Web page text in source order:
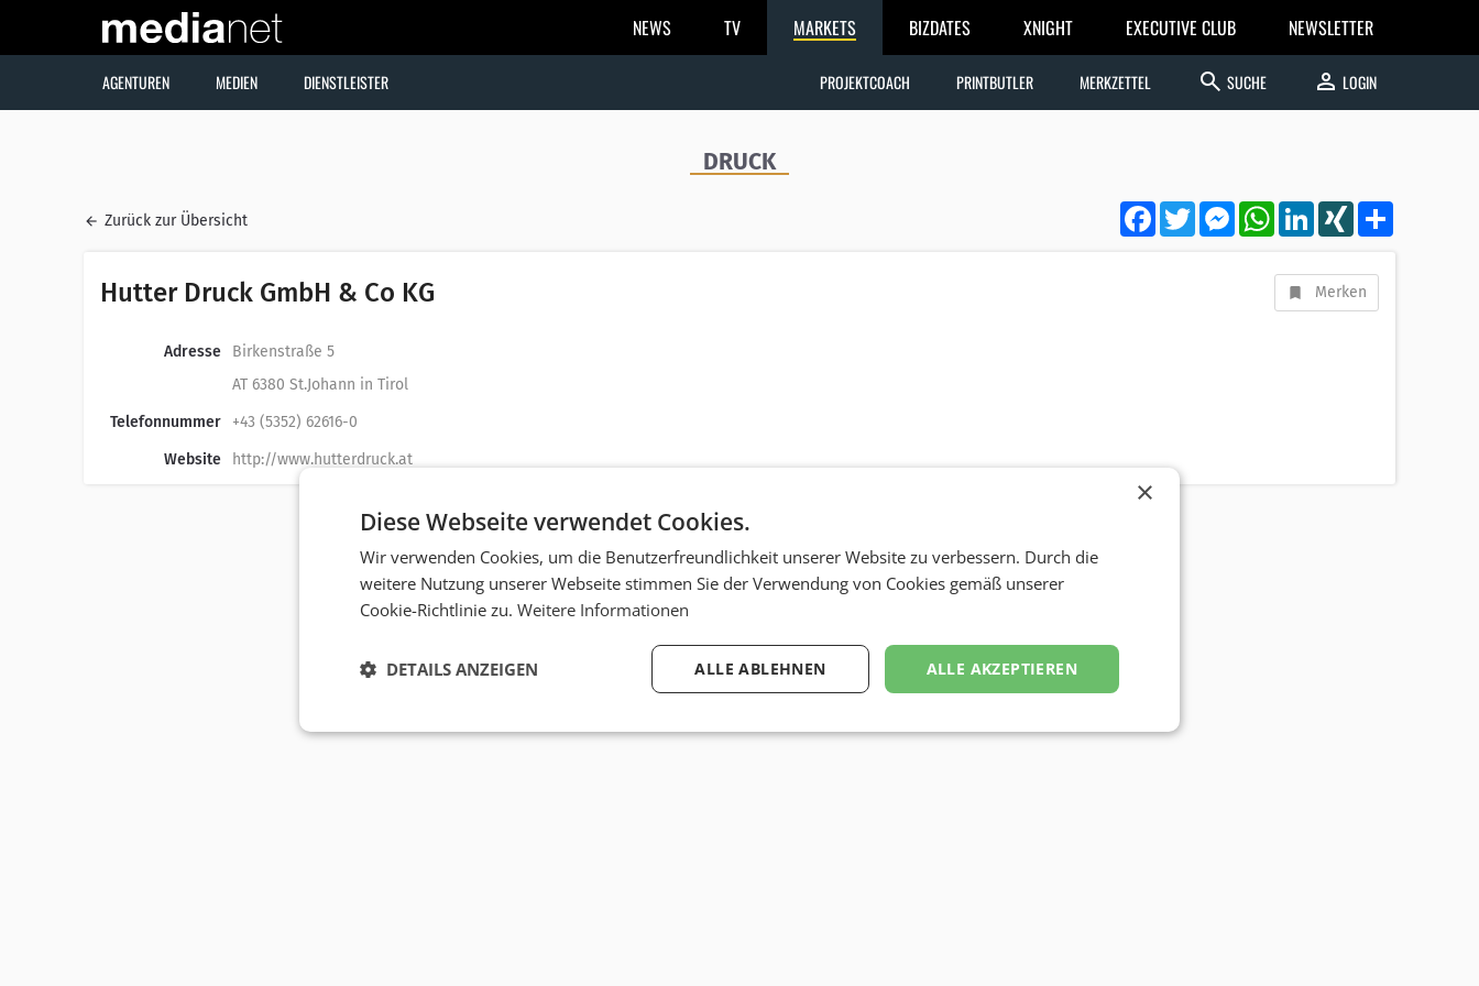
NEWS TV MARKETS BIZDATES XNIGHT EXECUTIVE CLUB NEWSLETTER
AGENTUREN MEDIEN DIENSTLEISTER PROJEKTCOACH PRINTBUTLER MERKZETTEL search SUCHE person LOGIN
DRUCK
Zurück zur Übersicht
FacebookTwitterMessengerWhatsApp
LinkedInXING
Hutter Druck GmbH & Co KG Merken
Adresse
Birkenstraße 5
AT 6380 St.Johann in Tirol
Telefonnummer
+43 (5352) 62616-0
Website
http://www.hutterdruck.at
×
Diese Webseite verwendet Cookies.
Wir verwenden Cookies, um die Benutzerfreundlichkeit unserer Website zu verbessern. Durch die
weitere Nutzung unserer Webseite stimmen Sie der Verwendung von Cookies gemäß unserer
Cookie-Richtlinie zu. Weitere Informationen
ALLE AKZEPTIEREN
ALLE ABLEHNEN
DETAILS ANZEIGEN